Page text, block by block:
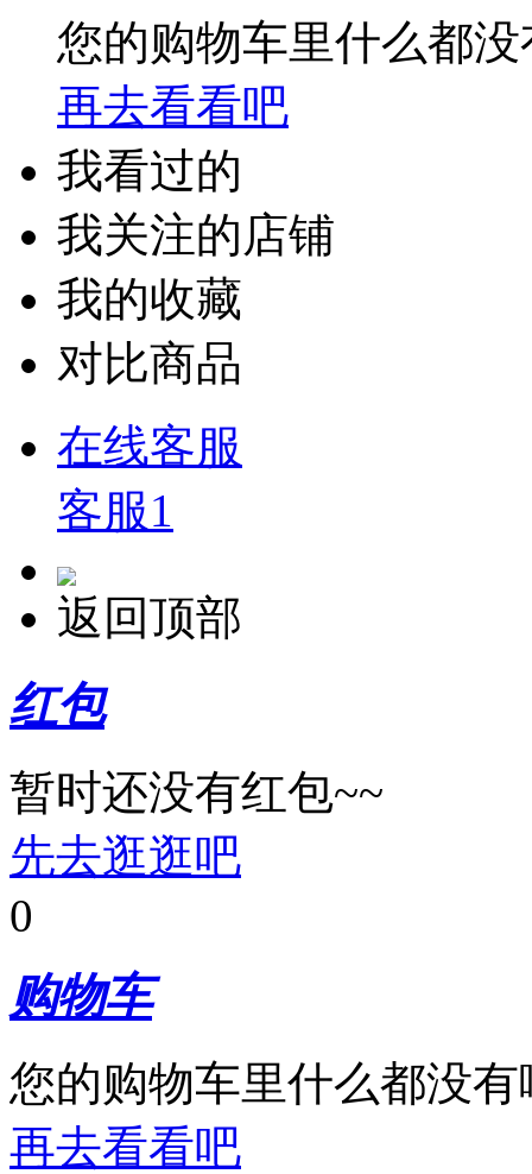
您的购物车里什么都没
再去看看吧
我看过的
我关注的店铺
我的收藏
对比商品
在线客服
客服1
返回顶部
红包
暂时还没有红包~~
先去逛逛吧
0
购物车
您的购物车里什么都没有
再去看看吧